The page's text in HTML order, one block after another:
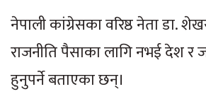
नेपाली कांग्रेसका वरिष्ठ नेता डा.
राजनीति पैसाका लागि नभई देश र
हुनुपर्ने बताएका छन्।